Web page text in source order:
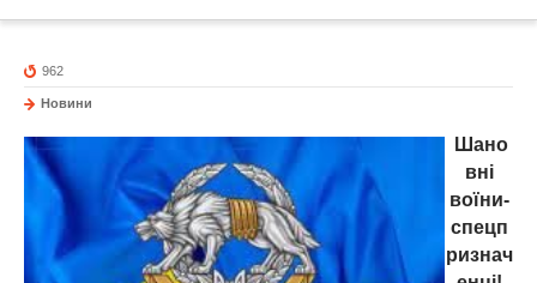
962
Новини
Шано
вні
воїни-
спецп
ризнач